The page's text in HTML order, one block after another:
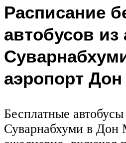
Расписание
автобусов из
аэропорт
Бесплатные автобусы
Суварнабхуми в Дон